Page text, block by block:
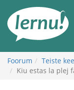
juurde
Foorum
Teiste
Kiu estas la plej